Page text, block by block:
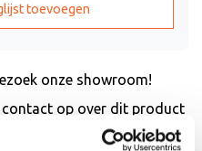
toevoegen
onze showroom!
contact op over dit product